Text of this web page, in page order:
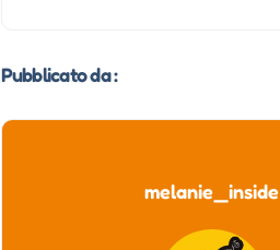
Pubblicato da :
melanie_inside